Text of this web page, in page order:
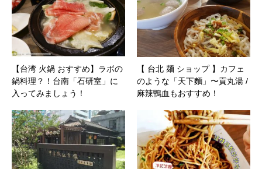
【台湾 火鍋 おすすめ】ラボの
鍋料理？！台南「石研室」に
入ってみましょう！
【 台北 麺 ショップ 】カフェ
のような「天下麵」〜貢丸湯 /
麻辣鴨血もおすすめ！